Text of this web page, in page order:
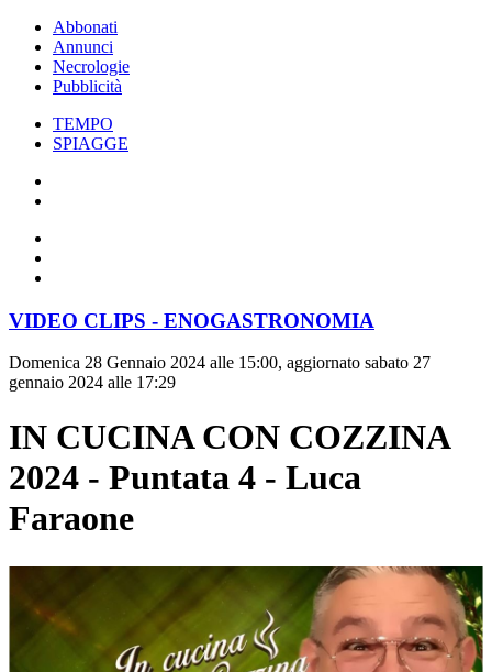
Abbonati
Annunci
Necrologie
Pubblicità
TEMPO
SPIAGGE
VIDEO CLIPS - ENOGASTRONOMIA
Domenica 28 Gennaio 2024 alle 15:00, aggiornato sabato 27
gennaio 2024 alle 17:29
IN CUCINA CON COZZINA
2024 - Puntata 4 - Luca
Faraone